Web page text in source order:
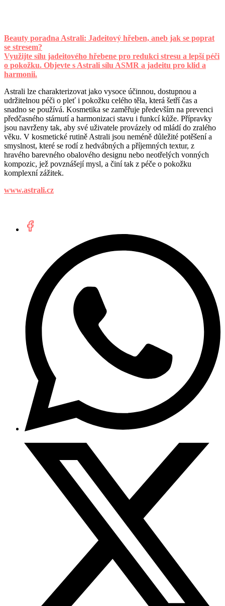
Beauty poradna Astrali: Jadeitový hřeben, aneb jak se poprat
se stresem?
Využijte sílu jadeitového hřebene pro redukci stresu a lepší péči
o pokožku. Objevte s Astrali sílu ASMR a jadeitu pro klid a
harmonii.
Astrali lze charakterizovat jako vysoce účinnou, dostupnou a
udržitelnou péči o pleť i pokožku celého těla, která šetří čas a
snadno se používá. Kosmetika se zaměřuje především na prevenci
předčasného stárnutí a harmonizaci stavu i funkcí kůže. Přípravky
jsou navrženy tak, aby své uživatele provázely od mládí do zralého
věku. V kosmetické rutině Astrali jsou neméně důležité potěšení a
smyslnost, které se rodí z hedvábných a příjemných textur, z
hravého barevného obalového designu nebo neotřelých vonných
kompozic, jež povznášejí mysl, a činí tak z péče o pokožku
komplexní zážitek.
www.astrali.cz